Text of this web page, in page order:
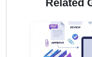
Related